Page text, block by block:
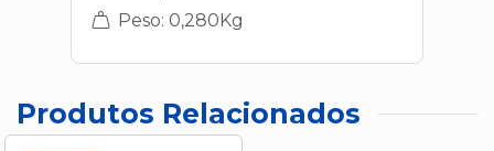
Peso: 0,280Kg
Produtos Relacionados